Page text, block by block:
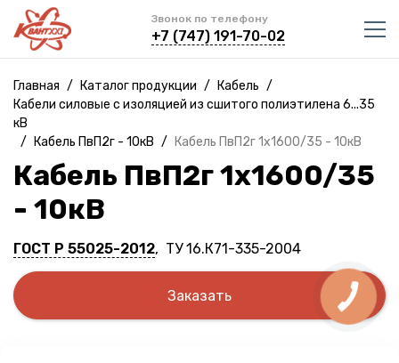
Звонок по телефону
+7 (747) 191-70-02
Главная / Каталог продукции / Кабель /
Кабели силовые с изоляцией из сшитого полиэтилена 6...35
кВ
/
Кабель ПвП2г - 10кВ / Кабель ПвП2г 1х1600/35 - 10кВ
Кабель ПвП2г 1х1600/35
- 10кВ
ГОСТ Р 55025-2012, ТУ 16.К71-335-2004
Заказать